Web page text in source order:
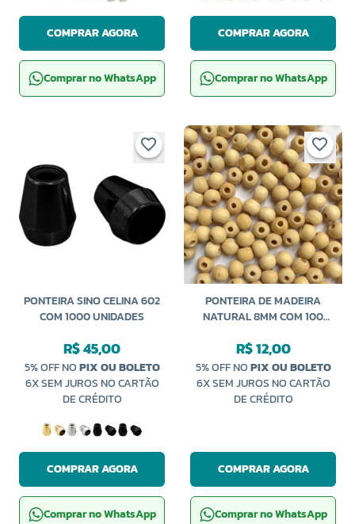
COMPRAR AGORA
Comprar no WhatsApp
COMPRAR AGORA
Comprar no WhatsApp
PONTEIRA SINO CELINA 602
COM 1000 UNIDADES
R$ 45,00
5% OFF NOPIX OU BOLETO
6X SEM JUROS NO CARTÃO
DE CRÉDITO
COMPRAR AGORA
Comprar no WhatsApp
PONTEIRA DE MADEIRA
NATURAL 8MM COM 100
R$ 12,00
5% OFF NOPIX OU BOLETO
6X SEM JUROS NO CARTÃO
DE CRÉDITO
COMPRAR AGORA
Comprar no WhatsApp